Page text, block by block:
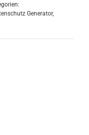
Generator,